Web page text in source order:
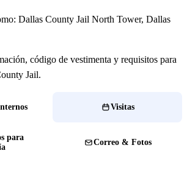
Dallas County Jail North Tower, Dallas
código de vestimenta y requisitos para
Jail.
Visitas
para
Correo & Fotos